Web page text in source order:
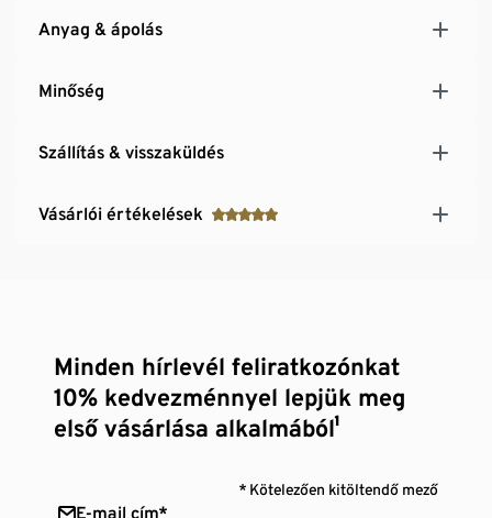
Anyag & ápolás
Minőség
Szállítás & visszaküldés
Vásárlói értékelések
Minden hírlevél feliratkozónkat
10% kedvezménnyel lepjük meg
első vásárlása alkalmából¹
* Kötelezően kitöltendő mező
E-mail cím*